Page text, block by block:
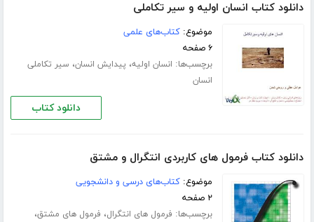
دانلود کتاب انسان اولیه و سیر تکاملی
موضوع:کتاب‌های علمی
۶ صفحه
برچسب‌ها: انسان اولیه، پیدایش انسان، سیر تکاملی
انسان
دانلود کتاب
دانلود کتاب فرمول های کاربردی انتگرال و مشتق
موضوع:کتاب‌های درسی و دانشجویی
۲ صفحه
برچسب‌ها: فرمول های انتگرال، فرمول های مشتق،